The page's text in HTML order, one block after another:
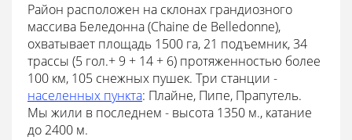
Район расположен на склонах грандиозного
массива Беледонна (Chaine de Belledonne),
охватывает площадь 1500 га, 21 подъемник, 34
трассы (5 гол.+ 9 + 14 + 6) протяженностью более
100 км, 105 снежных пушек. Три станции -
населенных пункта: Плайне, Пипе, Прапутель.
Мы жили в последнем - высота 1350 м., катание
до 2400 м.